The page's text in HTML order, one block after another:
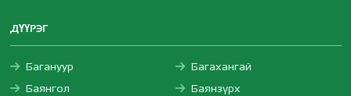
ДҮҮРЭГ
Багануур
Багахангай
Баянгол
Баянзүрх